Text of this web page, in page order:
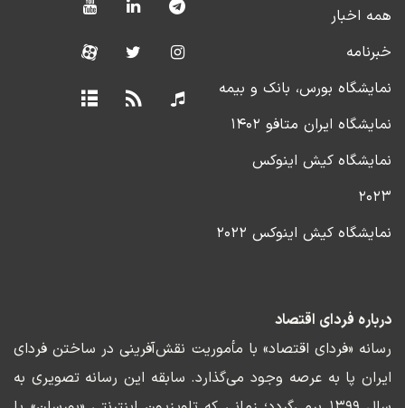
همه اخبار
خبرنامه
نمایشگاه بورس، بانک و بیمه
نمایشگاه ایران متافو ۱۴۰۲
نمایشگاه کیش اینوکس
۲۰۲۳
نمایشگاه کیش اینوکس ۲۰۲۲
درباره فردای اقتصاد
رسانه «فردای اقتصاد» با مأموریت نقش‌آفرینی در ساختن فردای
ایران پا به عرصه وجود می‌گذارد. سابقه این رسانه تصویری به